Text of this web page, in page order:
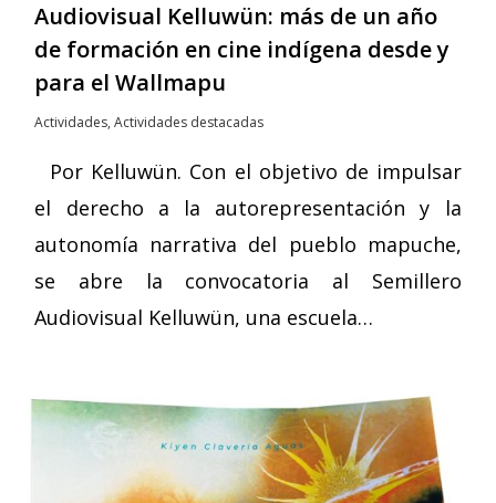
Audiovisual Kelluwün: más de un año
de formación en cine indígena desde y
para el Wallmapu
Actividades,Actividades destacadas
Por Kelluwün. Con el objetivo de impulsar
el derecho a la autorepresentación y la
autonomía narrativa del pueblo mapuche,
se abre la convocatoria al Semillero
Audiovisual Kelluwün, una escuela…